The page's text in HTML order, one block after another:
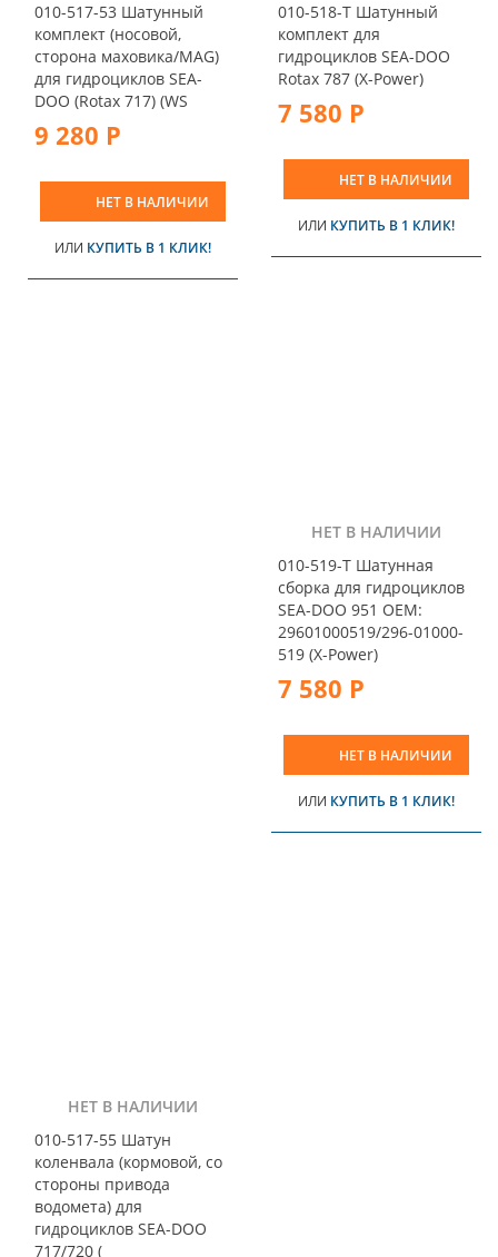
010-517-53 Шатунный
комплект (носовой,
сторона маховика/MAG)
для гидроциклов SEA-
DOO (Rotax 717) (WS
9 280 Р
НЕТ В НАЛИЧИИ
ИЛИ КУПИТЬ В 1 КЛИК!
010-518-T Шатунный
комплект для
гидроциклов SEA-DOO
Rotax 787 (X-Power)
7 580 Р
НЕТ В НАЛИЧИИ
ИЛИ КУПИТЬ В 1 КЛИК!
НЕТ В НАЛИЧИИ
010-519-T Шатунная
сборка для гидроциклов
SEA-DOO 951 OEM:
29601000519/296-01000-
519 (X-Power)
7 580 Р
НЕТ В НАЛИЧИИ
ИЛИ КУПИТЬ В 1 КЛИК!
НЕТ В НАЛИЧИИ
010-517-55 Шатун
коленвала (кормовой, со
стороны привода
водомета) для
гидроциклов SEA-DOO
717/720 (